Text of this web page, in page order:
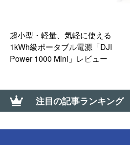
超小型・軽量、気軽に使える
1kWh級ポータブル電源「DJI
Power 1000 Mini」レビュー
注目の記事ランキング